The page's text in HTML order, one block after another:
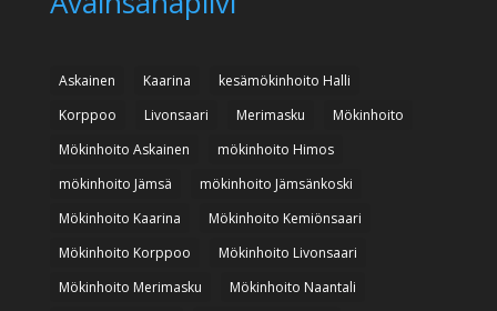
Askainen Kaarina
kesämökinhoito Halli
Korppoo
Livonsaari Merimasku
Mökinhoito
Mökinhoito Askainen
mökinhoito Himos
mökinhoito Jämsä
mökinhoito Jämsänkoski
Mökinhoito Kaarina
Mökinhoito Kemiönsaari
Mökinhoito Korppoo
Mökinhoito Livonsaari
Mökinhoito Merimasku
Mökinhoito Naantali